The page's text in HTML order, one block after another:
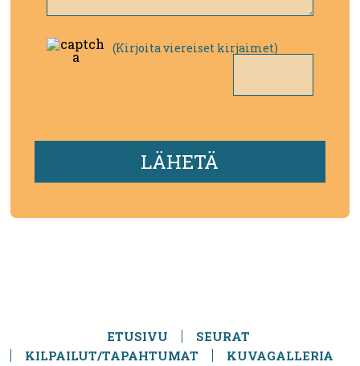
(Kirjoita viereiset kirjaimet)
ETUSIVU
SEURAT
KILPAILUT/TAPAHTUMAT
KUVAGALLERIA